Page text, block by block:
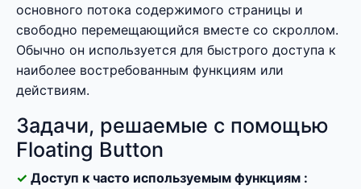
основного потока содержимого страницы и
свободно перемещающийся вместе со скроллом.
Обычно он используется для быстрого доступа к
наиболее востребованным функциям или
действиям.
Задачи, решаемые с помощью
Floating Button
Доступ к часто используемым функциям :